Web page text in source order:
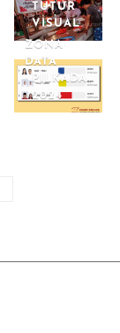
TUTUR
VISUAL
ZONA
DATA
PILKADA
2024